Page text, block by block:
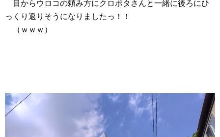
目からウロコの頼み方にクロポタさんと一緒に後ろにひ
っくり返りそうになりましたっ！！
（ｗｗｗ）